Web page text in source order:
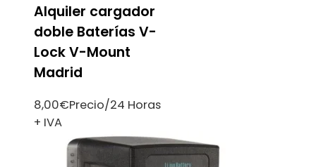
Alquiler cargador
doble Baterías V-
Lock V-Mount
Madrid
8,00€Precio/24 Horas
+ IVA